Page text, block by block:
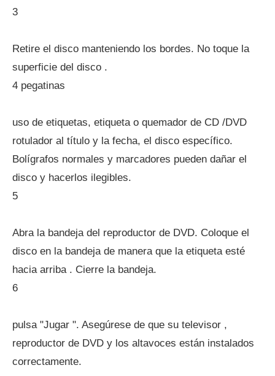
3
Retire el disco manteniendo los bordes. No toque la
superficie del disco .
4 pegatinas
uso de etiquetas, etiqueta o quemador de CD /DVD
rotulador al título y la fecha, el disco específico.
Bolígrafos normales y marcadores pueden dañar el
disco y hacerlos ilegibles.
5
Abra la bandeja del reproductor de DVD. Coloque el
disco en la bandeja de manera que la etiqueta esté
hacia arriba . Cierre la bandeja.
6
pulsa "Jugar ". Asegúrese de que su televisor ,
reproductor de DVD y los altavoces están instalados
correctamente.